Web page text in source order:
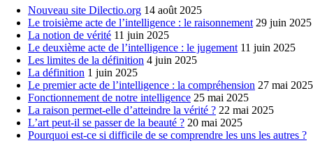
Nouveau site Dilectio.org 14 août 2025
Le troisième acte de l’intelligence : le raisonnement 29 juin 2025
La notion de vérité 11 juin 2025
Le deuxième acte de l’intelligence : le jugement 11 juin 2025
Les limites de la définition 4 juin 2025
La définition 1 juin 2025
Le premier acte de l’intelligence : la compréhension 27 mai 2025
Fonctionnement de notre intelligence 25 mai 2025
La raison permet-elle d’atteindre la vérité ? 22 mai 2025
L’art peut-il se passer de la beauté ? 20 mai 2025
Pourquoi est-ce si difficile de se comprendre les uns les autres ?